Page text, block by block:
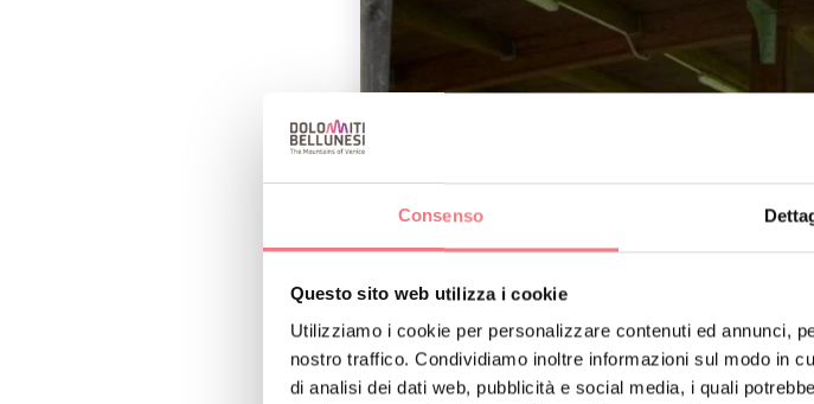
Consenso
Questo sito web utilizza i cookie
Utilizziamo i cookie per personalizzare contenuti ed annunci,
nostro traffico. Condividiamo inoltre informazioni sul modo in
di analisi dei dati web, pubblicità e social media, i quali